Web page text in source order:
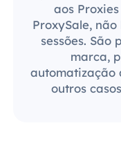
aos
ProxySale,
sessões.
marca,
automatização
outros